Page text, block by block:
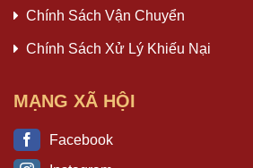
Chính Sách Vận Chuyển
Chính Sách Xử Lý Khiếu Nại
MẠNG XÃ HỘI
Facebook